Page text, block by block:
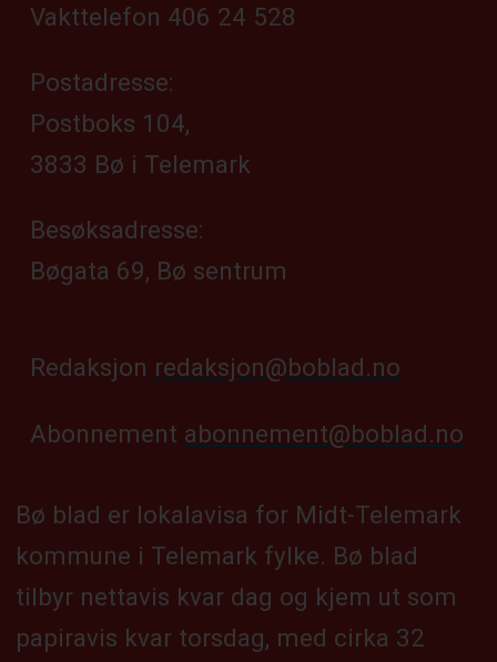
Vakttelefon 406 24 528
Postadresse:
Postboks 104,
3833 Bø i Telemark
Besøksadresse:
Bøgata 69, Bø sentrum
Redaksjon redaksjon@boblad.no
Abonnement abonnement@boblad.no
Bø blad er lokalavisa for Midt-Telemark
kommune i Telemark fylke. Bø blad
tilbyr nettavis kvar dag og kjem ut som
papiravis kvar torsdag, med cirka 32